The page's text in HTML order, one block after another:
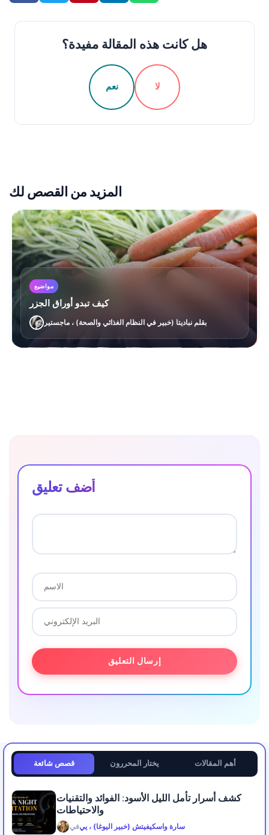
هل كانت هذه المقالة مفيدة؟
نعم لا
المزيد من القصص لك
مواضيع
كيف تبدو أوراق الجزر
بقلم نباديتا (خبير في النظام الغذائي والصحة) ، ماجستير
أضف تعليق
قصص شائعة يختار المحررون أهم المقالات
كشف أسرار تأمل الليل الأسود: الفوائد والتقنيات
والاحتياطات
فيسارة واسكيفيتش (خبير اليوغا) ، يي